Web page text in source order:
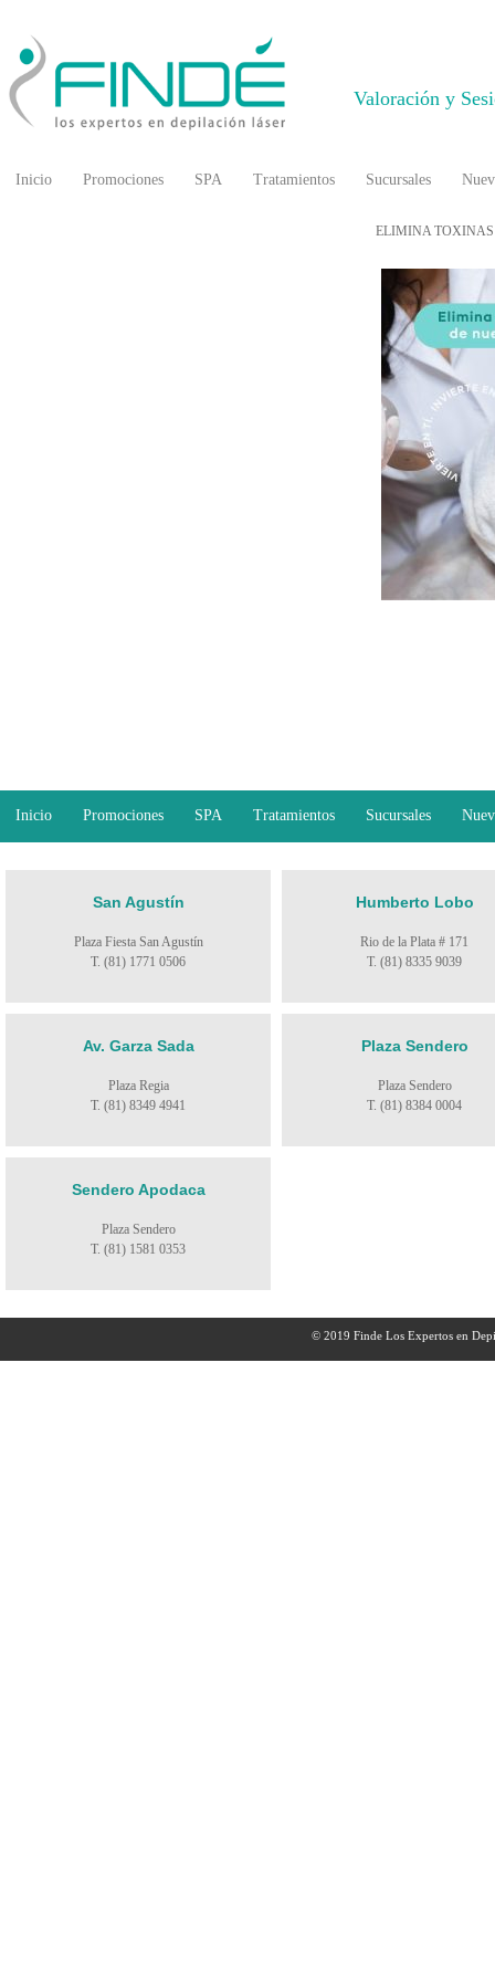
Inicio Promociones SPA Tratamientos Sucursales
Valoración y
ELIMINA TOXINAS
Inicio Promociones SPA Tratamientos Sucursales
San Agustín
Plaza Fiesta San Agustín
T. (81) 1771 0506
Humberto Lobo
Rio de la Plata # 171
T. (81) 8335 9039
Av. Garza Sada
Plaza Regia
T. (81) 8349 4941
Plaza Sendero
Plaza Sendero
T. (81) 8384 0004
Sendero Apodaca
Plaza Sendero
T. (81) 1581 0353
© 2019 Finde Los Expertos en